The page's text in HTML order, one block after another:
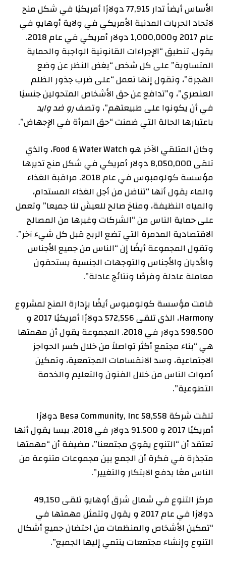
الأساس أيضاًتدار
77,915 دولارًا أمريكيًا في شكل منح
لاتحاد الحريات المدنية الأمريكي في ولاية أوهايو في
عام 2017 و1,000,000 دولار أمريكي في عام 2018.
يقول، تنطبق “الإجراءات القانونية الواجبة والحماية
المتساوية” على كل شخص “بغض النظر عن وضع
الهجرة”، وتقول إنها تعمل “على ضرب جذور الظلم
العنصري”، و”تدافع عن حق الأشخاص المتحولين جنسيًا
في أن يكونوا على طبيعتهم”، وتصفرو ضد وايد
باعتبارها الحالة التي ضمنت “حق المرأة في الإجهاض”.
وكان المتلقي الآخر هو Food & Water Watch، والذي
تلقى
8,050,000 دولار أمريكي في شكل منح تديرها
مؤسسة كولومبوس في عام 2018. مراقبة الغذاء
والماءيقولأنها “تناضل من أجل الغذاء المستدام،
والمياه النظيفة، ومناخ صالح للعيش لنا جميعا” وتعمل
على حماية الناس من “الشركات وغيرها من المصالح
الاقتصادية المدمرة التي تضع الربح قبل كل شيء آخر”.
وتقول المجموعة أيضًا إن “الناس من جميع الأجناس
والأديان والأجناس والتوجهات الجنسية يستحقون
معاملة عادلة وفرصًا ونتائج عادلة”.
قامت مؤسسة كولومبوس أيضًا بإدارة المنح لمشروع
Harmony، الذي تلقى
572,556 دولارًا أمريكيًا 2017و
598.500 دولار في
2018. المجموعةيقولأن مهمتها
هي “بناء مجتمع أكثر تواصلاً من خلال كسر الحواجز
الاجتماعية، وسد الانقسامات المجتمعية، وتمكين
أصوات الناس من خلال الفنون والتعليم والخدمة
التطوعية”.
تلقت شركة Besa Community, Inc
58,558 دولارًا
أمريكيًا2017و91.500 دولار في 2018. بيسايقولأنها
تعتقد أن “التنوع يقوي مجتمعنا”، مضيفة أن “مهمتها
متجذرة في فكرة أن الجمع بين مجموعات متنوعة من
الناس معًا يدفع الابتكار والتغيير”.
مركز التنوع في شمال شرق أوهايوتلقى49,150
دولارًا في عام 2017 و
يقولوتتمثل مهمتها في
“تمكين الأشخاص والمنظمات من احتضان جميع أشكال
التنوع وإنشاء مجتمعات ينتمي إليها الجميع”.